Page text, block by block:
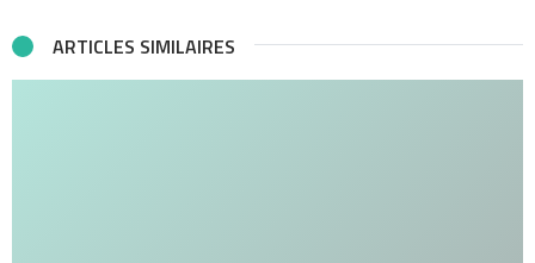
ARTICLES SIMILAIRES